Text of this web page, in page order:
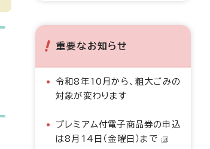
重要なお知らせ
令和8年10月から、粗大ごみの
対象が変わります
プレミアム付電子商品券の申込
は8月14日（金曜日）まで